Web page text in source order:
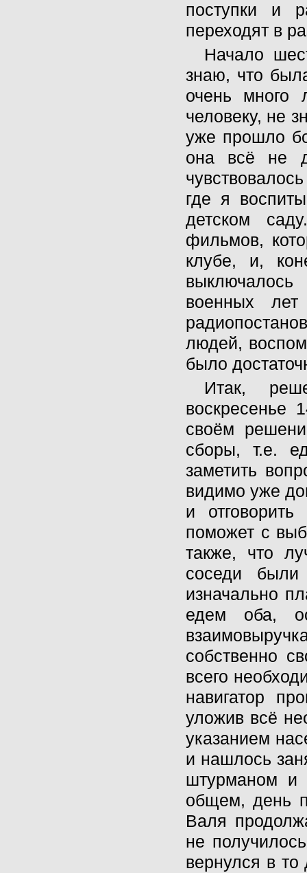
поступки и
переходят в
Начало
знаю, что
очень много
человеку, не
уже прошло
она всё не
где я
детском
фильмов,
клубе, и,
военных
людей,
было
Итак,
своём
сборы, т.е.
заметить
видимо уже
и
поможет с
также, что
соседи
изначально
едем оба,
собственно
всего
навигатор
уложив всё
указанием
и нашлось
штурманом и
общем, день
Валя
не
вернулся в